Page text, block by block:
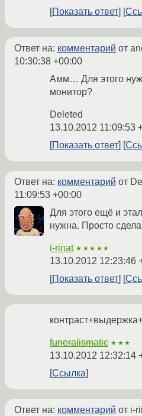
Показать ответ
Ответ на: комментарий от
10:30:38 +00:00
Амм… Для этого
монитор?
Deleted
13.10.2012 11:09:53
Показать ответ
Ответ на: комментарий от
11:09:53 +00:00
Для этого ещё и
нужна. Просто
i-rinat ★★★★★
13.10.2012 12:23:46
Показать ответ
funeralismatic ★★★
13.10.2012 12:32:14
Ссылка
Ответ на: комментарий от i-